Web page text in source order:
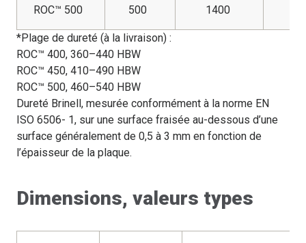
ROC™ 500 500 1400
*Plage de dureté (à la livraison) :
ROC™ 400, 360–440 HBW
ROC™ 450, 410–490 HBW
ROC™ 500, 460–540 HBW
Dureté Brinell, mesurée conformément à la norme EN
ISO 6506- 1, sur une surface fraisée au-dessous d’une
surface généralement de 0,5 à 3 mm en fonction de
l’épaisseur de la plaque.
Dimensions, valeurs types